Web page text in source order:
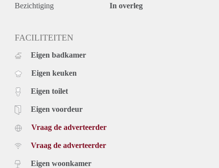
Bezichtiging In overleg
FACILITEITEN
Eigen badkamer
Eigen keuken
Eigen toilet
Eigen voordeur
Vraag de adverteerder
Vraag de adverteerder
Eigen woonkamer